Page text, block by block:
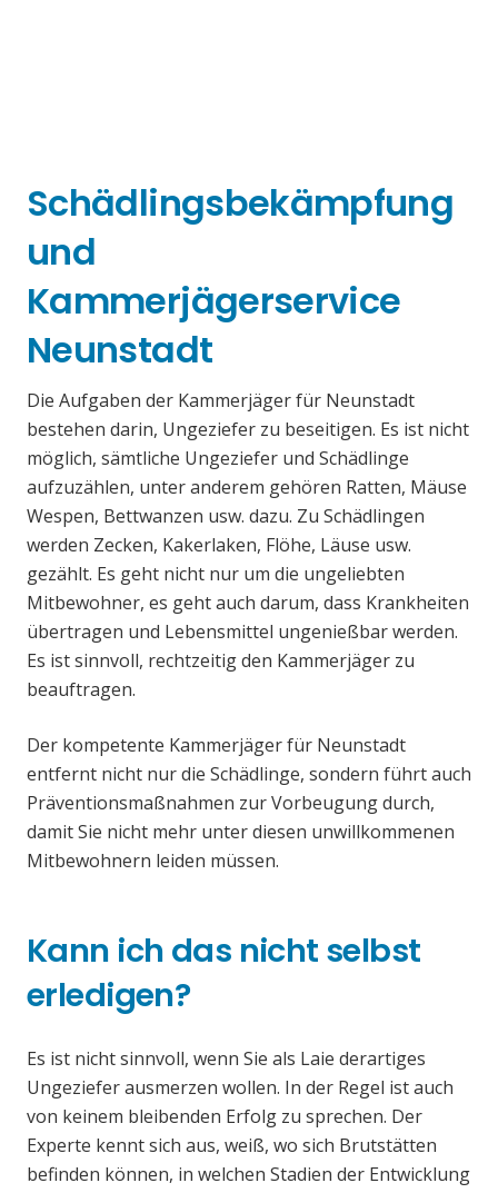
Schädlingsbekämpfung
und
Kammerjägerservice
Neunstadt
Die Aufgaben der Kammerjäger für Neunstadt
bestehen darin, Ungeziefer zu beseitigen. Es ist nicht
möglich, sämtliche Ungeziefer und Schädlinge
aufzuzählen, unter anderem gehören Ratten, Mäuse
Wespen, Bettwanzen usw. dazu. Zu Schädlingen
werden Zecken, Kakerlaken, Flöhe, Läuse usw.
gezählt. Es geht nicht nur um die ungeliebten
Mitbewohner, es geht auch darum, dass Krankheiten
übertragen und Lebensmittel ungenießbar werden.
Es ist sinnvoll, rechtzeitig den Kammerjäger zu
beauftragen.
Der kompetente Kammerjäger für Neunstadt
entfernt nicht nur die Schädlinge, sondern führt auch
Präventionsmaßnahmen zur Vorbeugung durch,
damit Sie nicht mehr unter diesen unwillkommenen
Mitbewohnern leiden müssen.
Kann ich das nicht selbst
erledigen?
Es ist nicht sinnvoll, wenn Sie als Laie derartiges
Ungeziefer ausmerzen wollen. In der Regel ist auch
von keinem bleibenden Erfolg zu sprechen. Der
Experte kennt sich aus, weiß, wo sich Brutstätten
befinden können, in welchen Stadien der Entwicklung